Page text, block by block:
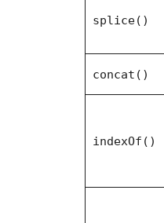
splice()
concat()
indexOf()